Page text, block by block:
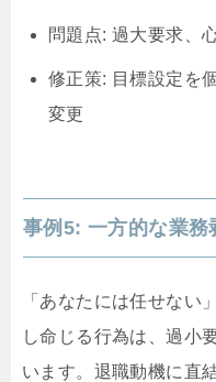
問題点: 過大要求、
修正策: 目標設定を
変更
事例5: 一方的な業務
「あなたには任せない
し命じる行為は、過小
います。退職動機に直